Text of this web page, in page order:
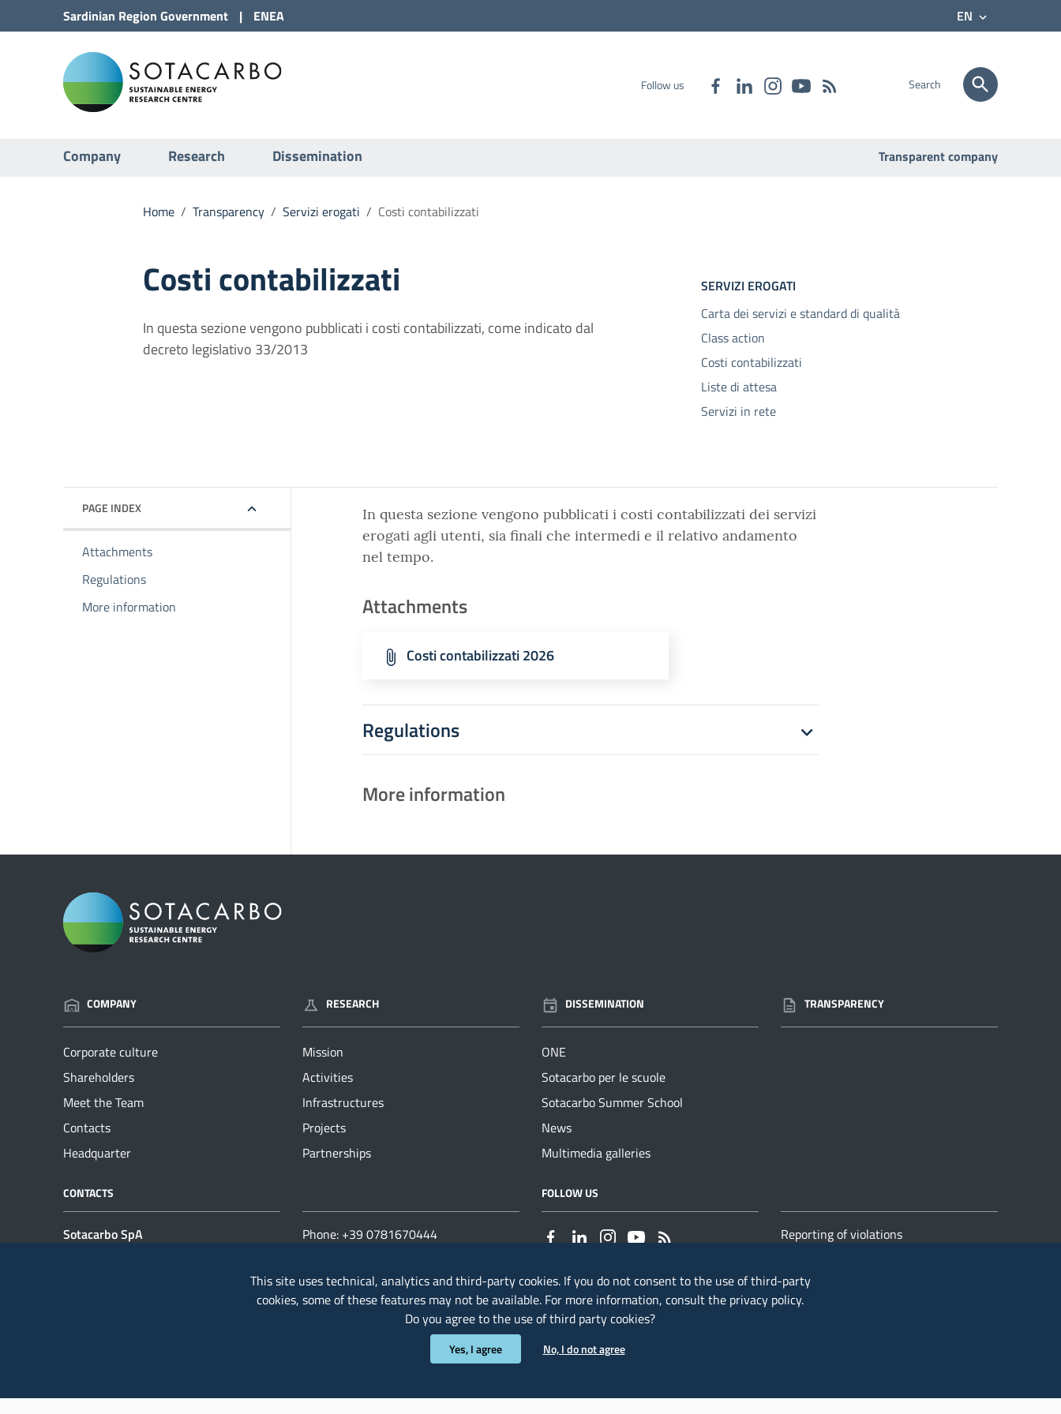
Go to Content
Go to site navigation
Go to Footer
Sardinian Region Government | ENEA EN
Follow us Search
Submenu
Company Research Dissemination Transparent company
Home / Transparency / Servizi erogati / Costi contabilizzati
Costi contabilizzati
In questa sezione vengono pubblicati i costi contabilizzati, come indicato dal
decreto legislativo 33/2013
SERVIZI EROGATI
Carta dei servizi e standard di qualità
Class action
Costi contabilizzati
Liste di attesa
Servizi in rete
PAGE INDEX
Attachments
Regulations
More information
In questa sezione vengono pubblicati i costi contabilizzati dei servizi
erogati agli utenti, sia finali che intermedi e il relativo andamento
nel tempo.
Attachments
Costi contabilizzati 2026
Regulations
More information
COMPANY
Corporate culture
Shareholders
Meet the Team
Contacts
Headquarter
RESEARCH
Mission
Activities
Infrastructures
Projects
Partnerships
DISSEMINATION
ONE
Sotacarbo per le scuole
Sotacarbo Summer School
News
Multimedia galleries
TRANSPARENCY
CONTACTS
Sotacarbo SpA
Phone: +39 0781670444
E-mail:sotacarbo@sotacarbo.it
sotacarbo@pec.sotacarbo.it
FOLLOW US
Reporting of violations
This site uses technical, analytics and third-party cookies. If you do not consent to the use of third-party
cookies, some of these features may not be available. For more information, consult the privacy policy.
Do you agree to the use of third party cookies?
Yes, I agree No, I do not agree